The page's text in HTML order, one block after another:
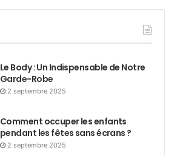
Le Body : Un Indispensable de Notre
Garde-Robe
2 septembre 2025
Comment occuper les enfants
pendant les fêtes sans écrans ?
2 septembre 2025